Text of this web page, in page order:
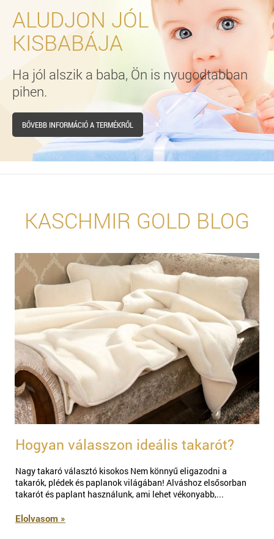
ALUDJON JÓL
KISBABÁJA
Ha jól alszik a baba, Ön is nyugodtabban
pihen.
BŐVEBB INFORMÁCIÓ A TERMÉKRŐL
KASCHMIR GOLD BLOG
Hogyan válasszon ideális takarót?
Nagy takaró választó kisokos Nem könnyű eligazodni a
takarók, plédek és paplanok világában! Alváshoz elsősorban
takarót és paplant használunk, ami lehet vékonyabb,...
Elolvasom »